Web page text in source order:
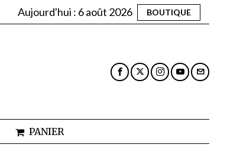
Aujourd'hui : 6 août 2026 BOUTIQUE
PANIER